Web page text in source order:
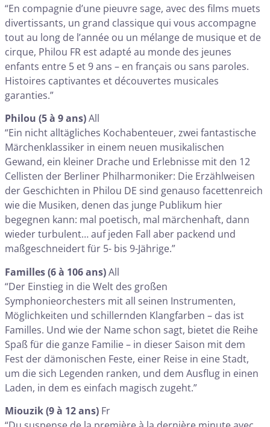
“En compagnie d’une pieuvre sage, avec des films muets
divertissants, un grand classique qui vous accompagne
tout au long de l’année ou un mélange de musique et de
cirque, Philou FR est adapté au monde des jeunes
enfants entre 5 et 9 ans – en français ou sans paroles.
Histoires captivantes et découvertes musicales
garanties.”
Philou (5 à 9 ans)All
“Ein nicht alltägliches Kochabenteuer, zwei fantastische
Märchenklassiker in einem neuen musikalischen
Gewand, ein kleiner Drache und Erlebnisse mit den 12
Cellisten der Berliner Philharmoniker: Die Erzählweisen
der Geschichten in Philou DE sind genauso facettenreich
wie die Musiken, denen das junge Publikum hier
begegnen kann: mal poetisch, mal märchenhaft, dann
wieder turbulent… auf jeden Fall aber packend und
maßgeschneidert für 5- bis 9-Jährige.”
Familles (6 à 106 ans)All
“Der Einstieg in die Welt des großen
Symphonieorchesters mit all seinen Instrumenten,
Möglichkeiten und schillernden Klangfarben – das ist
Familles. Und wie der Name schon sagt, bietet die Reihe
Spaß für die ganze Familie – in dieser Saison mit dem
Fest der dämonischen Feste, einer Reise in eine Stadt,
um die sich Legenden ranken, und dem Ausflug in einen
Laden, in dem es einfach magisch zugeht.”
Miouzik (9 à 12 ans) Fr